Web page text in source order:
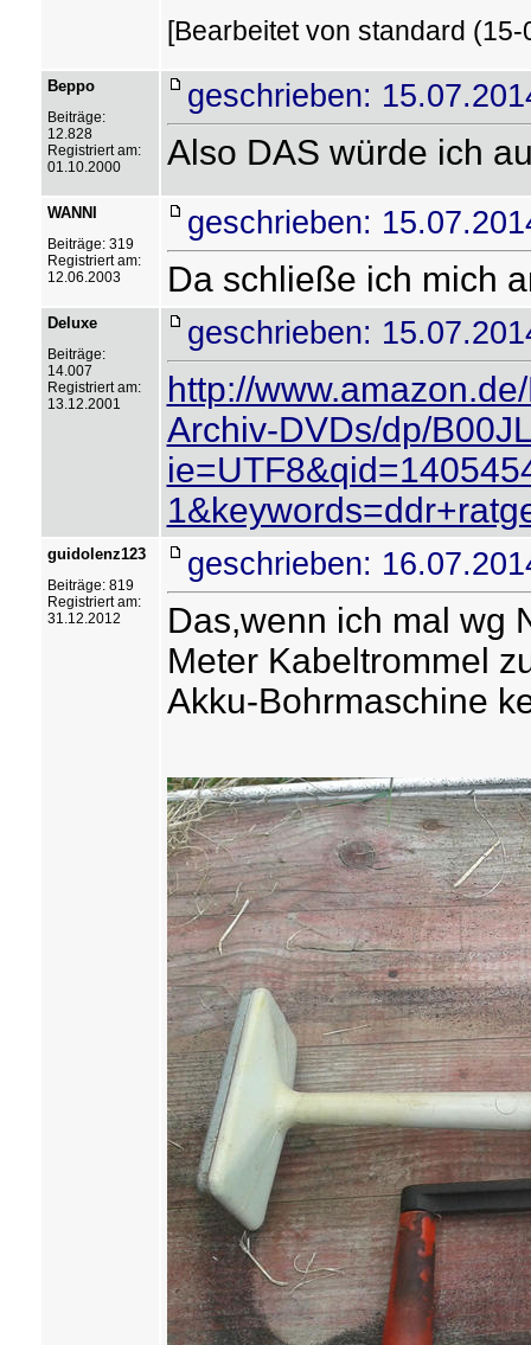
[Bearbeitet von standard
Beppo
Beiträge:
12.828
Registriert am:
01.10.2000
geschrieben:
Also DAS würde ich
WANNI
Beiträge: 319
Registriert am:
12.06.2003
geschrieben:
Da schließe ich mich
Deluxe
Beiträge:
14.007
Registriert am:
13.12.2001
geschrieben:
http://
Archiv-DVDs/dp/
guidolenz123
Beiträge: 819
Registriert am:
31.12.2012
geschrieben:
Das,wenn ich mal wg
Meter Kabeltrommel
Akku-Bohrmaschine